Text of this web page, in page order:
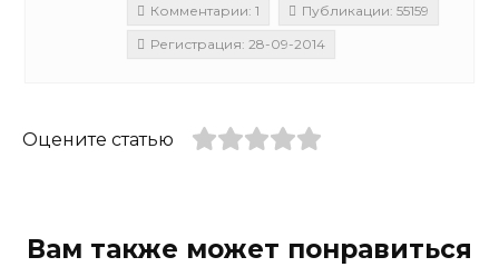
Комментарии: 1
Публикации: 55159
Регистрация: 28-09-2014
Оцените статью
Вам также может понравиться